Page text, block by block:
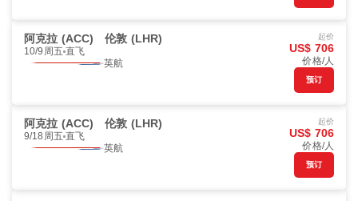
阿克拉 (ACC) 伦敦 (LHR)
10/9周五 直飞
英航
起价
US$ 706
价格/人
预订
阿克拉 (ACC) 伦敦 (LHR)
9/18周五 直飞
英航
起价
US$ 706
价格/人
预订